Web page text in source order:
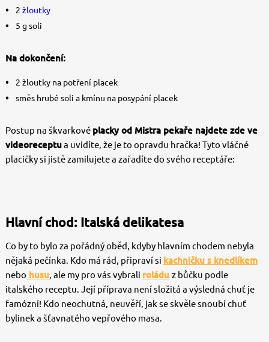
2 žloutky
5 g soli
Na dokončení:
2 žloutky na potření placek
směs hrubé soli a kmínu na posypání placek
Postup na škvarkové placky od Mistra pekaře najdete zde ve
videoreceptua uvidíte, že je to opravdu hračka! Tyto vláčné
placičky si jistě zamilujete a zařadíte do svého receptáře:
Hlavní chod: Italská delikatesa
Co by to bylo za pořádný oběd, kdyby hlavním chodem nebyla
nějaká pečínka. Kdo má rád, připraví si kachničku s knedlíkem
nebo husu, ale my pro vás vybrali roládu z bůčku podle
italského receptu. Její příprava není složitá a výsledná chuť je
famózní! Kdo neochutná, neuvěří, jak se skvěle snoubí chuť
bylinek a šťavnatého vepřového masa.